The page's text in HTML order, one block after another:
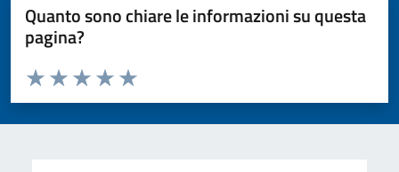
Quanto sono chiare le informazioni su questa
pagina?
Valuta da 1 a 5 stelle la pagina
Valuta 5 stelle su 5
Valuta 4 stelle su 5
Valuta 3 stelle su 5
Valuta 2 stelle su 5
Valuta 1 stelle su 5